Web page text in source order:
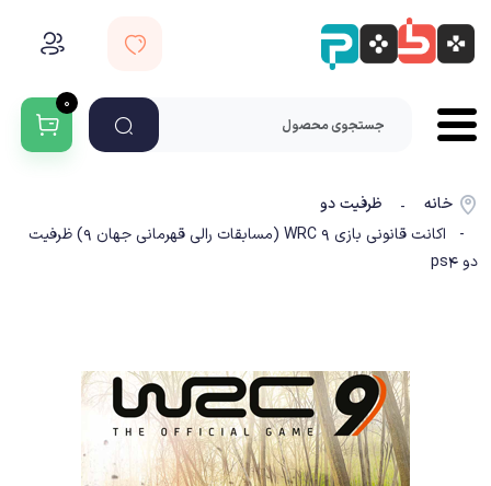
۰
خانه -
ظرفیت دو
- اکانت قانونی بازی WRC 9 (مسابقات رالی قهرمانی جهان 9) ظرفیت
دو ps4